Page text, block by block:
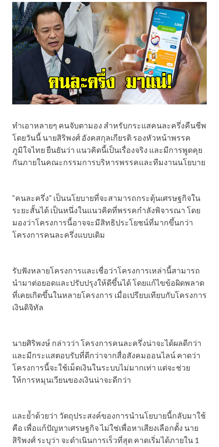
ทำเอาหลายๆ คนจับตามอง สำหรับกระแสคนละครึ่งคืนชีพ
โดยวันนี้ นายสิริพงศ์ อังคสกุลเกียรติ รองหัวหน้าพรรค
ภูมิใจไทย ยืนยันว่า แนวคิดนี้เป็นเรื่องจริง และมีการพูดคุย
กันภายในคณะกรรมการบริหารพรรคและทีมงานนโยบาย
“คนละครึ่ง” เป็นนโยบายที่จะสามารถกระตุ้นเศรษฐกิจใน
ระยะสั้นได้ เป็นหนึ่งในแนวคิดที่พรรคกำลังพิจารณา โดย
มองว่าโครงการนี้อาจจะมีสิทธิประโยชน์ที่มากขึ้นกว่า
โครงการคนละครึ่งแบบเดิม
รับฟังหลายโครงการและเชื่อว่าโครงการเหล่านี้สามารถ
นำมาต่อยอดและปรับปรุงให้ดีขึ้นได้ โดยแก้ไขข้อผิดพลาด
ที่เคยเกิดขึ้นในหลายโครงการ เมื่อเปรียบเทียบกับโครงการ
เงินดิจิทัล
นายศิริพงษ์ กล่าวว่า โครงการคนละครึ่งน่าจะได้ผลดีกว่า
และมีกระแสตอบรับที่ดีกว่าจากสื่อสังคมออนไลน์ คาดว่า
โครงการนี้จะใช้เม็ดเงินในระบบไม่มากเท่า แต่จะช่วย
ให้การหมุนเวียนของเงินน่าจะดีกว่า
และย้ำด้วยว่า วัตถุประสงค์ของการนำนโยบายนี้กลับมาใช้
คือ เพื่อแก้ปัญหาเศรษฐกิจ ไม่ใช่เพื่อหาเสียงเลือกตั้ง นาย
สิริพงศ์ ระบุว่า จะดำเนินการเร็วที่สุด คาดเริ่มได้ภายใน 1